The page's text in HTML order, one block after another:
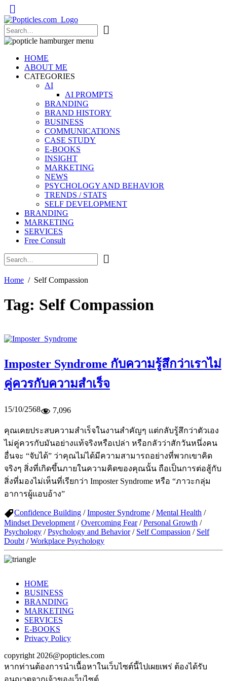
Popticles.com
HOME
ABOUT ME
CATEGORIES
AI
AI PROMPTS
BRANDING
BRAND HISTORY
BUSINESS
COMMUNICATIONS
CASE STUDY
E-BOOKS
INSIGHT
MARKETING
NEWS
PSYCHOLOGY AND BEHAVIOR
TRENDS / STATS
SELF DEVELOPMENT
BRANDING
MARKETING
SERVICES
Free Consult
Home Self Compassion
Tag: Self Compassion
Imposter Syndrome กับความรู้สึกว่าเราไม่
คู่ควรกับความสำเร็จ
15/10/2568 7,096
คุณเคยประสบความสำเร็จในงานสำคัญๆ แต่กลับรู้สึกว่าตัวเอง
ไม่คู่ควรกับมันอย่างแท้จริงหรือเปล่า หรือกลัวว่าสักวันหนึ่งคน
อื่นจะ “จับได้” ว่าคุณไม่ได้มีความสามารถอย่างที่พวกเขาคิด
จริงๆ สิ่งที่เกิดขึ้นภายในความคิดของคุณนั้น ถือเป็นการต่อสู้กับ
สิ่งที่มองไม่เห็นที่เรียกว่า Imposter Syndrome หรือ “ภาวะกลุ่ม
อาการผู้แอบอ้าง”
Confidence Building /Imposter Syndrome /Mental Health /
Mindset Development /Overcoming Fear/Personal Growth /
Psychology /Psychology and Behavior/ Self Compassion / Self
Doubt /Workplace Psychology
HOME
BUSINESS
BRANDING
MARKETING
SERVICES
E-BOOKS
Privacy Policy
copyright 2026@popticles.com
หากท่านต้องการนำเนื้อหาในเว็บไซต์นี้ไปเผยเพร่ ต้องได้รับ
อนุญาตจากเจ้าของเว็บไซต์